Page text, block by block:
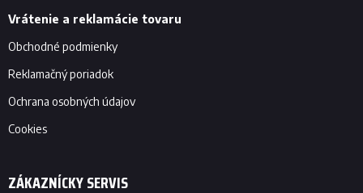
Vrátenie a reklamácie tovaru
Obchodné podmienky
Reklamačný poriadok
Ochrana osobných údajov
Cookies